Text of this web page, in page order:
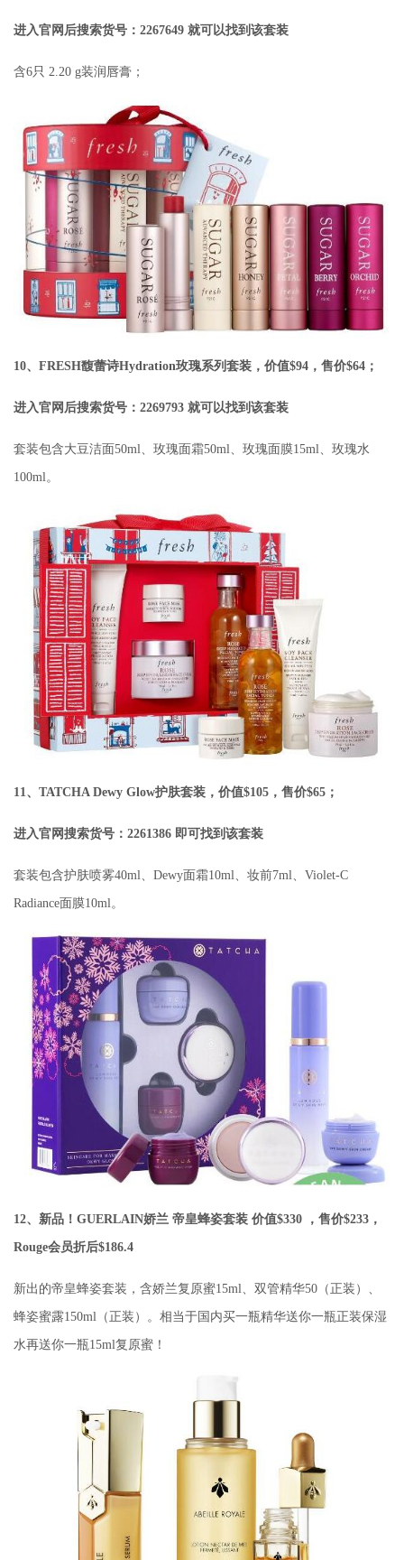
进入官网后搜索货号：2267649 就可以找到该套装
含6只 2.20 g装润唇膏；
10、FRESH馥蕾诗Hydration玫瑰系列套装，价值$94，售价$64；
进入官网后搜索货号：2269793 就可以找到该套装
套装包含大豆洁面50ml、玫瑰面霜50ml、玫瑰面膜15ml、玫瑰水
100ml。
11、TATCHA Dewy Glow护肤套装，价值$105，售价$65；
进入官网搜索货号：2261386 即可找到该套装
套装包含护肤喷雾40ml、Dewy面霜10ml、妆前7ml、Violet-C
Radiance面膜10ml。
12、新品！GUERLAIN娇兰 帝皇蜂姿套装 价值$330 ，售价$233，
Rouge会员折后$186.4
新出的帝皇蜂姿套装，含娇兰复原蜜15ml、双管精华50（正装）、
蜂姿蜜露150ml（正装）。相当于国内买一瓶精华送你一瓶正装保湿
水再送你一瓶15ml复原蜜！